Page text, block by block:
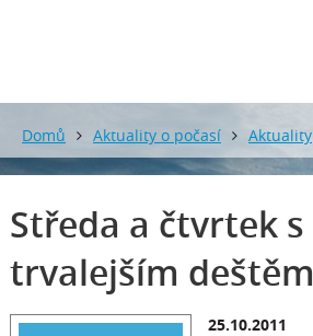
Domů Aktuality o počasí Aktuality
trvalejším deštěm
Středa a čtvrtek s
trvalejším deštěm
25.10.2011